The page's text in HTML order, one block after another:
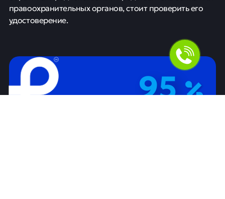
правоохранительных органов, стоит проверить его
удостоверение.
95